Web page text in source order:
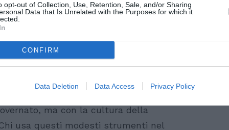
opt-out of Collection, Use, Retention, Sale, and/or Sharing
Data that Is Unrelated with the Purposes for which it
CONFIRM
Data Deletion Data Access Privacy Policy
Pd Laura Fasiolo. “Derubricare una
di cosi’ basso rango – ha
dati oggettivi, disinformazione e bassa
disarticolate e buttate la’. Il problema
ma con la cultura della
usa questi modesti strumenti nel